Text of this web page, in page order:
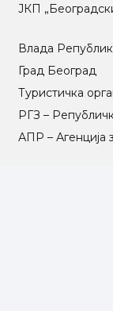
ЈКП
Влада
Град Београд
Туристичка
РГЗ –
АПР – Агенција